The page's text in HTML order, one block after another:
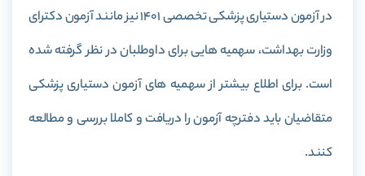
در آزمون دستیاری پزشکی تخصصی ۱۴۰۱ نیز مانند آزمون دکترای
وزارت بهداشت، سهمیه هایی برای داوطلبان در نظر گرفته شده
است. برای اطلاع بیشتر از سهمیه های آزمون دستیاری پزشکی
متقاضیان باید دفترچه آزمون را دریافت و کاملا بررسی و مطالعه
کنند.